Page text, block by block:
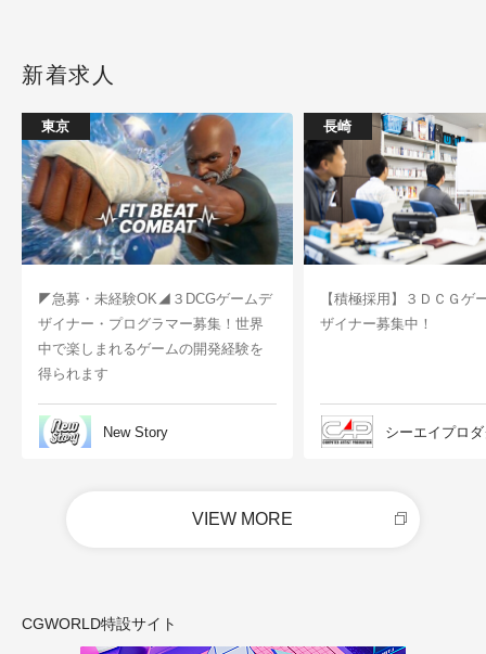
新着求人
東京
◤急募・未経験OK◢３DCGゲームデ
ザイナー・プログラマー募集！世界
中で楽しまれるゲームの開発経験を
得られます
New Story
長崎
【積極採用】３ＤＣＧゲ
ザイナー募集中！
シーエイプロ
VIEW MORE
CGWORLD特設サイト